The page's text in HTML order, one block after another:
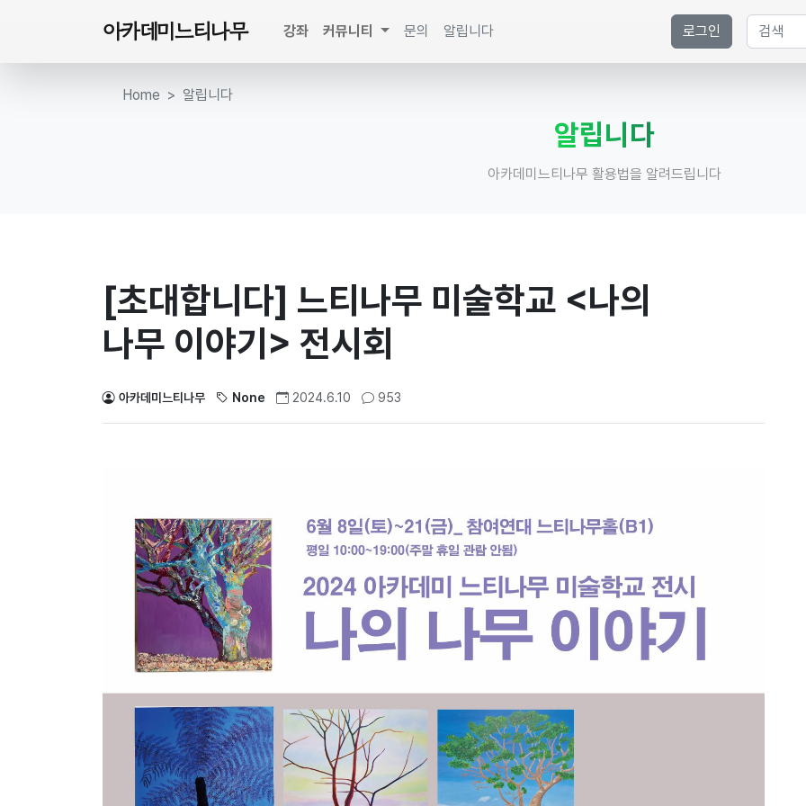
아카데미느티나무 강좌 커뮤니티 문의 알립니다 로그인
Home 알립니다
알립니다
아카데미느티나무 활용법을 알려드립니다
[초대합니다] 느티나무 미술학교 <나의
나무 이야기> 전시회
아카데미느티나무 None 2024.6.10 953